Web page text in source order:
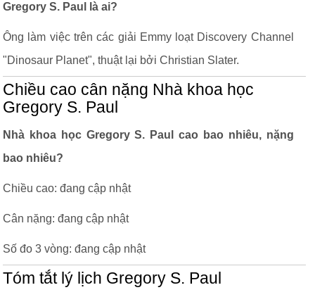
Gregory S. Paul là ai?
Ông làm việc trên các giải Emmy loạt Discovery Channel
"Dinosaur Planet", thuật lại bởi Christian Slater.
Chiều cao cân nặng Nhà khoa học
Gregory S. Paul
Nhà khoa học Gregory S. Paul cao bao nhiêu, nặng
bao nhiêu?
Chiều cao: đang cập nhật
Cân nặng: đang cập nhật
Số đo 3 vòng: đang cập nhật
Tóm tắt lý lịch Gregory S. Paul